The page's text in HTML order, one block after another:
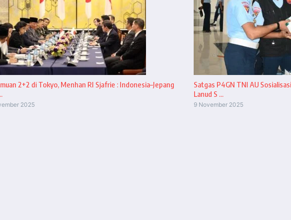
2+2 di Tokyo, Menhan RI Sjafrie : Indonesia–Jepang
2025
Satgas P4GN TNI AU
Lanud S ...
9 November 2025